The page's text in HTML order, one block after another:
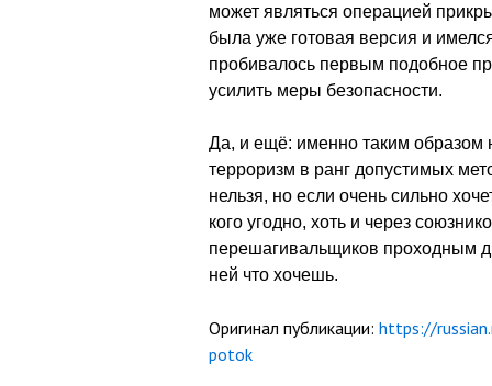
может являться операцией
была уже готовая версия и
пробивалось первым подобное
усилить меры безопасности.
Да, и ещё: именно таким образом
терроризм в ранг допустимых
нельзя, но если очень сильно
кого угодно, хоть и через
перешагивальщиков проходным
ней что хочешь.
Оригинал публикации: https://
potok